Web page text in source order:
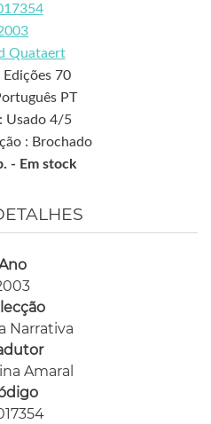
Quataert
Edições 70
PT
Usado 4/5
: Brochado
- Em stock
Narrativa
Amaral